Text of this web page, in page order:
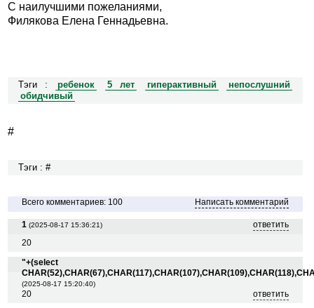
С наилучшими пожеланиями,
Филякова Елена Геннадьевна.
Тэги : ребенок 5 лет гиперактивный
непослушний
обидчивый
#
Тэги : #
Всего комментариев: 100 Написать комментарий
1 (2025-08-17 15:36:21)
ответить
20
"+(select
(2025-08-17 15:20:40)
ответить
20